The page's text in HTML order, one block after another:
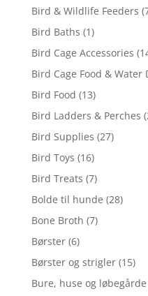
Bird & Wildlife Feeders
Bird Baths (1)
Bird Cage Accessories
Bird Cage Food & Water
Bird Food (13)
Bird Ladders & Perches
Bird Supplies (27)
Bird Toys (16)
Bird Treats (7)
Bolde til hunde (28)
Bone Broth (7)
Børster (6)
Børster og strigler (15)
Bure, huse og